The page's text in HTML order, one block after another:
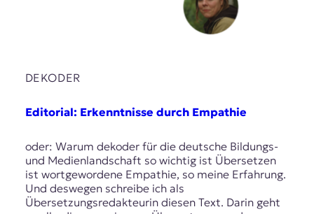
DEKODER
Editorial: Erkenntnisse durch Empathie
oder: Warum dekoder für die deutsche Bildungs-
und Medienlandschaft so wichtig ist Übersetzen
ist wortgewordene Empathie, so meine Erfahrung.
Und deswegen schreibe ich als
Übersetzungsredakteurin diesen Text. Darin geht